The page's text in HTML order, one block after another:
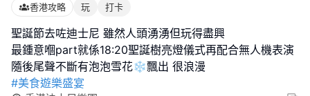
香港攻略 玩 打卡
聖誕節去咗迪士尼 雖然人頭湧湧但玩得盡興
最鍾意嗰part就係18:20聖誕樹亮燈儀式再配合無人機表演
#美食遊樂盛宴